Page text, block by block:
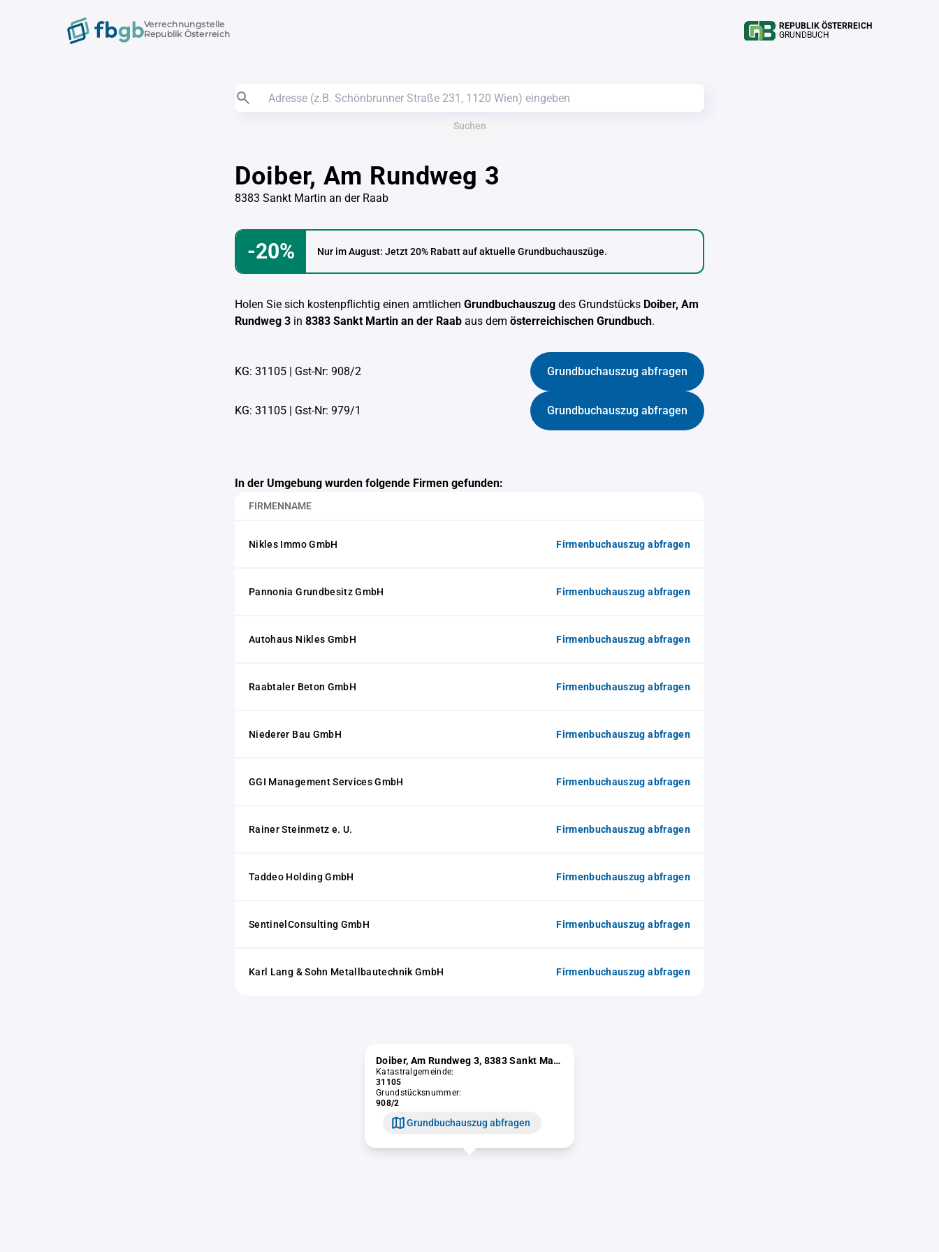
Verrechnungstelle
Republik Österreich
REPUBLIK ÖSTERREICH
GRUNDBUCH
Suchen
Doiber, Am Rundweg 3
8383 Sankt Martin an der Raab
-20% Nur im August: Jetzt 20% Rabatt auf aktuelle Grundbuchauszüge.
Holen Sie sich kostenpflichtig einen amtlichen Grundbuchauszug des Grundstücks Doiber, Am
Rundweg 3 in 8383 Sankt Martin an der Raab aus dem österreichischen Grundbuch.
KG: 31105 | Gst-Nr: 908/2 Grundbuchauszug abfragen
KG: 31105 | Gst-Nr: 979/1 Grundbuchauszug abfragen
In der Umgebung wurden folgende Firmen gefunden:
FIRMENNAME
Nikles Immo GmbH Firmenbuchauszug abfragen
Pannonia Grundbesitz GmbH Firmenbuchauszug abfragen
Autohaus Nikles GmbH Firmenbuchauszug abfragen
Raabtaler Beton GmbH Firmenbuchauszug abfragen
Niederer Bau GmbH Firmenbuchauszug abfragen
GGI Management Services GmbH Firmenbuchauszug abfragen
Rainer Steinmetz e. U. Firmenbuchauszug abfragen
Taddeo Holding GmbH Firmenbuchauszug abfragen
SentinelConsulting GmbH Firmenbuchauszug abfragen
Karl Lang & Sohn Metallbautechnik GmbH Firmenbuchauszug abfragen
Doiber, Am Rundweg 3, 8383 Sankt Martin an der Raab
Katastralgemeinde:
31105
Grundstücksnummer:
908/2
Grundbuchauszug abfragen